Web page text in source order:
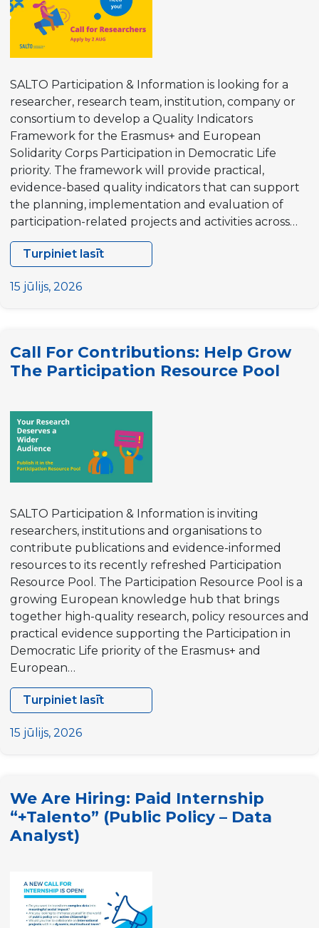
SALTO Participation & Information is looking for a
researcher, research team, institution, company or
consortium to develop a Quality Indicators
Framework for the Erasmus+ and European
Solidarity Corps Participation in Democratic Life
priority. The framework will provide practical,
evidence-based quality indicators that can support
the planning, implementation and evaluation of
participation-related projects and activities across…
Turpiniet lasīt
Contract
Indicators
Framework
15 jūlijs, 2026
Call For Contributions: Help Grow
The Participation Resource Pool
SALTO Participation & Information is inviting
researchers, institutions and organisations to
contribute publications and evidence-informed
resources to its recently refreshed Participation
Resource Pool. The Participation Resource Pool is a
growing European knowledge hub that brings
together high-quality research, policy resources and
practical evidence supporting the Participation in
Democratic Life priority of the Erasmus+ and
European…
Turpiniet lasīt
Call
the
Participation
15 jūlijs, 2026
We Are Hiring: Paid Internship
“+Talento” (Public Policy – Data
Analyst)